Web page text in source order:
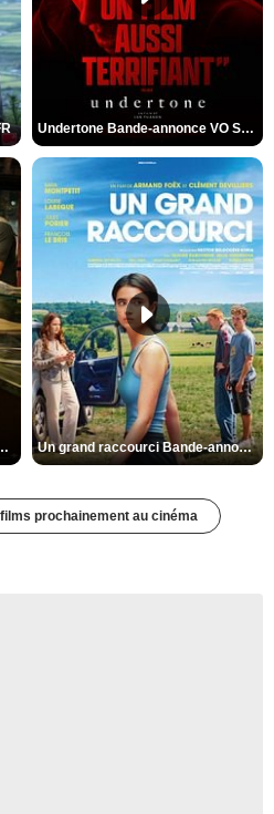
Undertone Bande-annonce VO STFR
annonce VO STFR Un grand raccourci Bande-annonce VF
prochainement au cinéma